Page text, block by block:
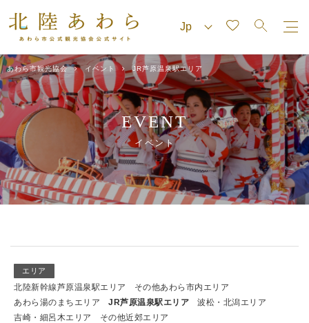
あわら市観光協会 イベント JR芦原温泉駅エリア
EVENT
イベント
エリア
北陸新幹線芦原温泉駅エリア
その他あわら市内エリア
あわら湯のまちエリア
JR芦原温泉駅エリア
波松・北潟エリア
吉崎・細呂木エリア
その他近郊エリア